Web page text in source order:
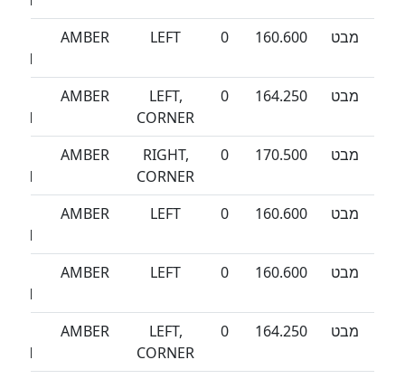
מבט
160.600
0
LEFT
AMBER
מבט
164.250
0
LEFT,
CORNER
AMBER
מבט
170.500
0
RIGHT,
CORNER
AMBER
מבט
160.600
0
LEFT
AMBER
מבט
160.600
0
LEFT
AMBER
מבט
164.250
0
LEFT,
CORNER
AMBER